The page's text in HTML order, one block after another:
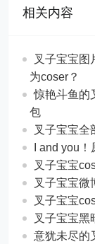
相关内容
叉子宝宝图
为coser？
惊艳斗鱼的
包
叉子宝宝全
I and you
叉子宝宝
叉子宝宝微
叉子宝宝
叉子宝宝黑
意犹未尽的